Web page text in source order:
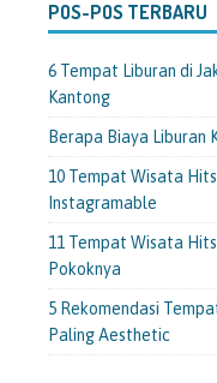
POS-POS TERBARU
6 Tempat Liburan di
Kantong
Berapa Biaya Liburan
10 Tempat Wisata
Instagramable
11 Tempat Wisata
Pokoknya
5 Rekomendasi
Paling Aesthetic